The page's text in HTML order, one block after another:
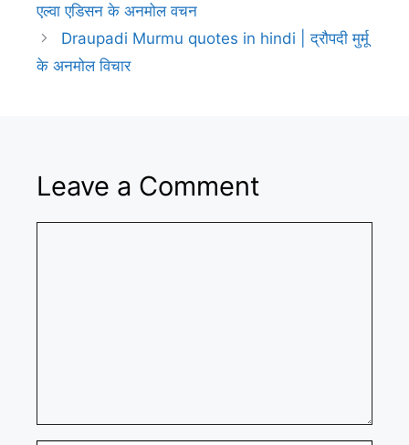
एल्वा एडिसन के अनमोल वचन
Draupadi Murmu quotes in hindi | द्रौपदी मुर्मू
के अनमोल विचार
Leave a Comment